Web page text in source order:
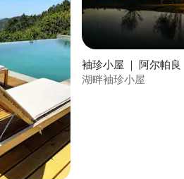
价
袖珍小屋 ｜ 阿尔帕良
湖畔袖珍小屋